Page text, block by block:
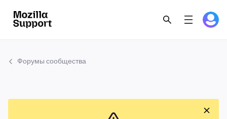
Форумы сообщества